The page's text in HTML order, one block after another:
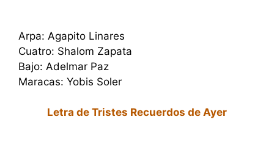
Arpa: Agapito Linares
Cuatro: Shalom Zapata
Bajo: Adelmar Paz
Maracas: Yobis Soler
Letra de Tristes Recuerdos de Ayer